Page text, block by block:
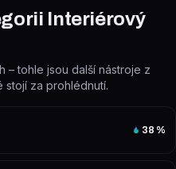
Interiérový
– tohle jsou další nástroje z
za prohlédnutí.
38 %